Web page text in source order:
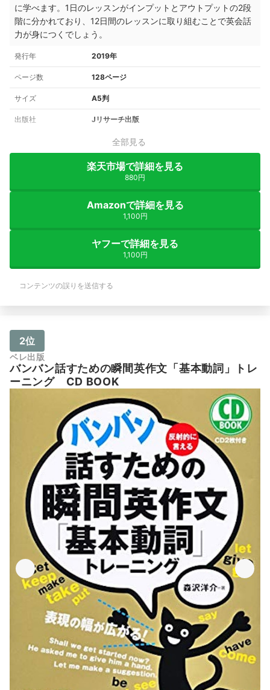
に学べます。1日のレッスンがインプットとアウトプットの2段
階に分かれており、12日間のレッスンに取り組むことで英会話
力が身につくでしょう。
発行年 2019年
ページ数 128ページ
サイズ A5判
出版社 Jリサーチ出版
全部見る
楽天市場で詳細を見る
880円
Amazonで詳細を見る
1,100円
ヤフーで詳細を見る
1,100円
コンテンツの誤りを送信する
2位
ベレ出版
バンバン話すための瞬間英作文「基本動詞」トレ
ーニング CD BOOK